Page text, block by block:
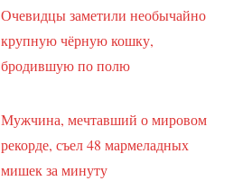
Очевидцы заметили необычайно
крупную чёрную кошку,
бродившую по полю
Мужчина, мечтавший о мировом
рекорде, съел 48 мармеладных
мишек за минуту